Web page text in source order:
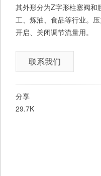
其外形分为Z字形柱塞阀和
工、炼油、食品等行业。
开启、关闭调节流量用。
联系我们
分享
29.7K